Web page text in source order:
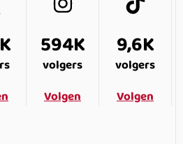
594K
volgers
Volgen
9,6K
volgers
Volgen